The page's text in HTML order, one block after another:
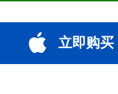
立即购买